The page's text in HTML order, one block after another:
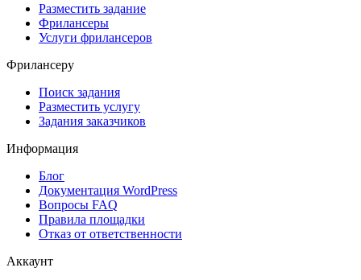
Разместить задание
Фрилансеры
Услуги фрилансеров
Фрилансеру
Поиск задания
Разместить услугу
Задания заказчиков
Информация
Блог
Документация WordPress
Вопросы FAQ
Правила площадки
Отказ от ответственности
Аккаунт